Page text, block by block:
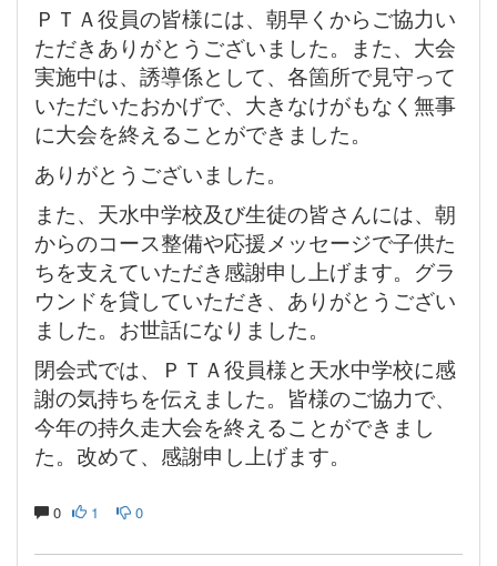
ＰＴＡ役員の皆様には、朝早くからご協力い
ただきありがとうございました。また、大会
実施中は、誘導係として、各箇所で見守って
いただいたおかげで、大きなけがもなく無事
に大会を終えることができました。
ありがとうございました。
また、天水中学校及び生徒の皆さんには、朝
からのコース整備や応援メッセージで子供た
ちを支えていただき感謝申し上げます。グラ
ウンドを貸していただき、ありがとうござい
ました。お世話になりました。
閉会式では、ＰＴＡ役員様と天水中学校に感
謝の気持ちを伝えました。皆様のご協力で、
今年の持久走大会を終えることができまし
た。改めて、感謝申し上げます。
0 1 0